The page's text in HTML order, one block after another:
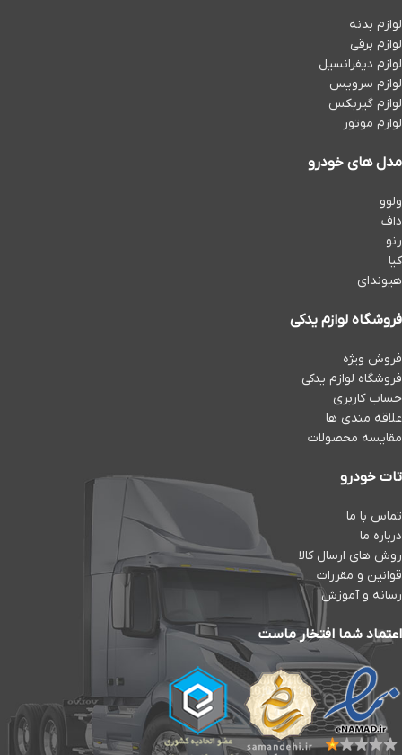
لوازم بدنه
لوازم برقی
لوازم دیفرانسیل
لوازم سرویس
لوازم گیربکس
لوازم موتور
مدل های خودرو
ولوو
داف
رنو
کیا
هیوندای
فروشگاه لوازم یدکی
فروش ویژه
فروشگاه لوازم یدکی
حساب کاربری
علاقه مندی ها
مقایسه محصولات
تات خودرو
تماس با ما
درباره ما
روش های ارسال کالا
قوانین و مقررات
رسانه و آموزش
اعتماد شما افتخار ماست